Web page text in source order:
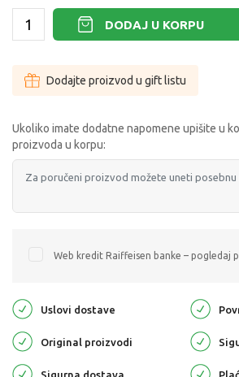
DODAJ U KORPU
Dodajte proizvod u gift listu
Ukoliko imate dodatne napomene upišite u
proizvoda u korpu:
Web kredit Raiffeisen banke – pogledaj
Uslovi dostave
Original proizvodi
Sigurna dostava